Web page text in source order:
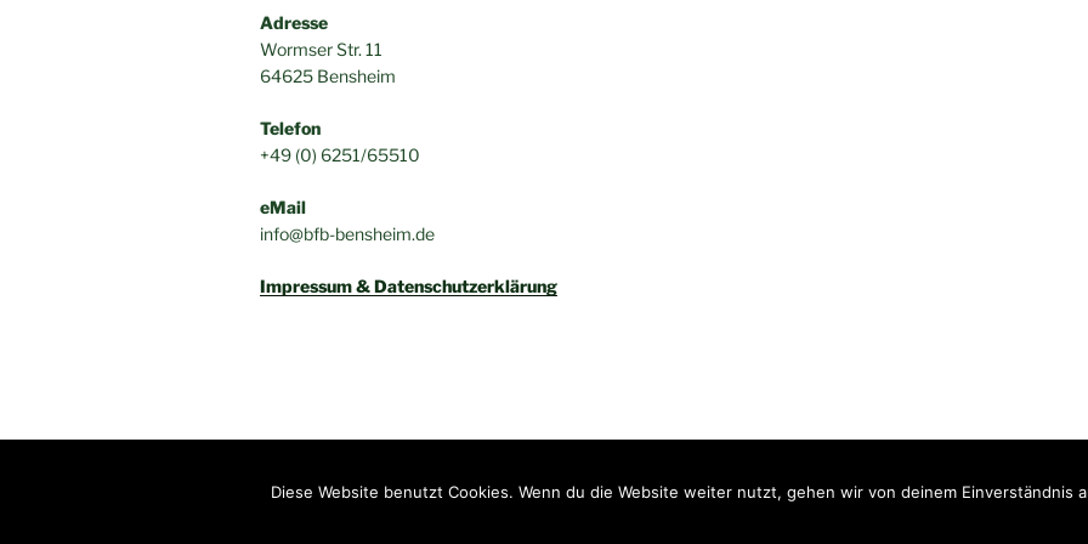
Adresse
Wormser Str. 11
64625 Bensheim
Telefon
+49 (0) 6251/65510
eMail
info@bfb-bensheim.de
Impressum & Datenschutzerklärung
Impressum & Datenschutzerklärung Stolz präsentiert von WordPress
Diese Website benutzt Cookies. Wenn du die Website weiter nutzt, gehen wir von deinem Einverständnis